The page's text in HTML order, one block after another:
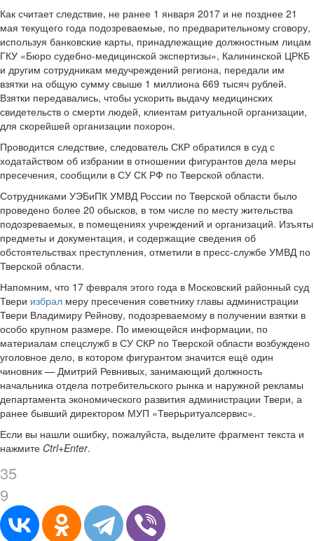
Как считает следствие, не ранее 1 января 2017 и не позднее 21
мая текущего года подозреваемые, по предварительному сговору,
используя банковские карты, принадлежащие должностным лицам
ГКУ «Бюро судебно-медицинской экспертизы», Калининской ЦРКБ
и другим сотрудникам медучреждений региона, передали им
взятки на общую сумму свыше 1 миллиона 669 тысяч рублей.
Взятки передавались, чтобы ускорить выдачу медицинских
свидетельств о смерти людей, клиентам ритуальной организации,
для скорейшей организации похорон.
Проводится следствие, следователь СКР обратился в суд с
ходатайством об избрании в отношении фигурантов дела меры
пресечения, сообщили в СУ СК РФ по Тверской области.
Сотрудниками УЭБиПК УМВД России по Тверской области было
проведено более 20 обысков, в том числе по месту жительства
подозреваемых, в помещениях учреждений и организаций. Изъяты
предметы и документация, и содержащие сведения об
обстоятельствах преступления, отметили в пресс-службе УМВД по
Тверской области.
Напомним, что 17 февраля этого года в Московский районный суд
Твери избрал меру пресечения советнику главы администрации
Твери Владимиру Рейнову, подозреваемому в получении взятки в
особо крупном размере. По имеющейся информации, по
материалам спецслужб в СУ СКР по Тверской области возбуждено
уголовное дело, в котором фигурантом значится ещё один
чиновник — Дмитрий Ревнивых, занимающий должность
начальника отдела потребительского рынка и наружной рекламы
департамента экономического развития администрации Твери, а
ранее бывший директором МУП «Тверьритуалсервис».
Если вы нашли ошибку, пожалуйста, выделите фрагмент текста и
нажмите Ctrl+Enter.
35
9